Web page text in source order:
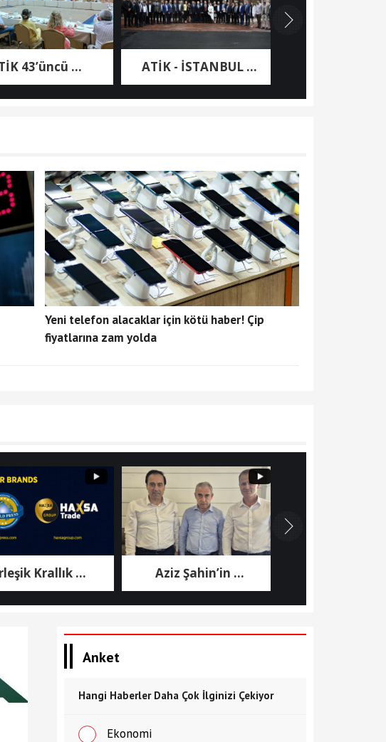
... ATİK - İSTANBUL ...
Yeni telefon alacaklar için kötü haber! Çip
fiyatlarına zam yolda
Krallık ... Aziz Şahin’in ...
Anket
Hangi Haberler Daha Çok İlginizi Çekiyor
Ekonomi